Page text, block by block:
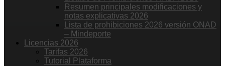
Resumen principales modificaciones y
notas explicativas 2026
Lista de prohibiciones 2026 versión ONAD
– Mindeporte
Licencias 2026
Tarifas 2026
Tutorial Plataforma